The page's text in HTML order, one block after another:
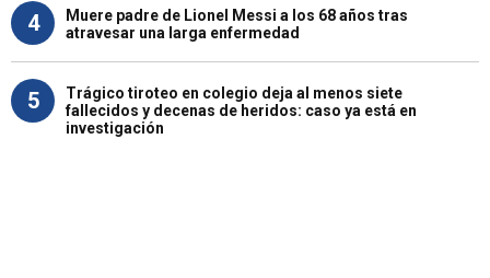
4
Muere padre de Lionel Messi a los 68 años tras
atravesar una larga enfermedad
5
Trágico tiroteo en colegio deja al menos siete
fallecidos y decenas de heridos: caso ya está en
investigación